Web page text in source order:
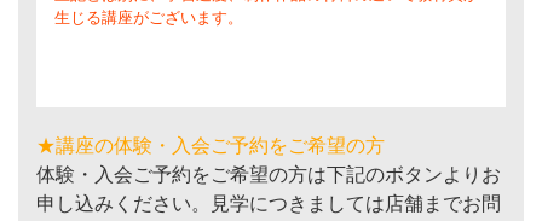
生じる講座がございます。
★講座の体験・入会ご予約をご希望の方
体験・入会ご予約をご希望の方は下記のボタンよりお
申し込みください。見学につきましては店舗までお問